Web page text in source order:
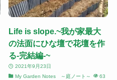
Life is slope.~我が家最大
の法面にひな壇で花壇を作
る-完結編-~
2021年9月23日
My Garden Notes ～庭ノート～
63